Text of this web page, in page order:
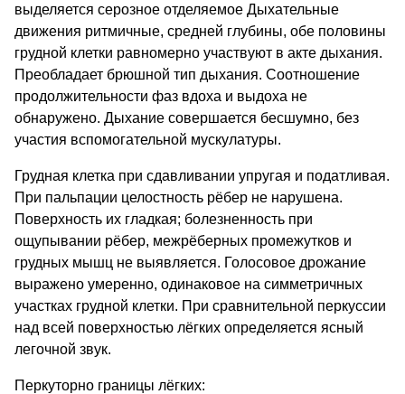
выделяется серозное отделяемое Дыхательные
движения ритмичные, средней глубины, обе половины
грудной клетки равномерно участвуют в акте дыхания.
Преобладает брюшной тип дыхания. Соотношение
продолжительности фаз вдоха и выдоха не
обнаружено. Дыхание совершается бесшумно, без
участия вспомогательной мускулатуры.
Грудная клетка при сдавливании упругая и податливая.
При пальпации целостность рёбер не нарушена.
Поверхность их гладкая; болезненность при
ощупывании рёбер, межрёберных промежутков и
грудных мышц не выявляется. Голосовое дрожание
выражено умеренно, одинаковое на симметричных
участках грудной клетки. При сравнительной перкуссии
над всей поверхностью лёгких определяется ясный
легочной звук.
Перкуторно границы лёгких: